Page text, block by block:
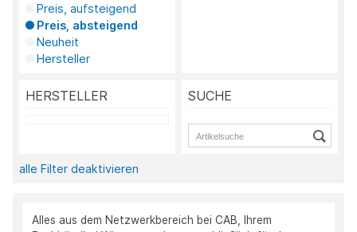
Preis, aufsteigend
Preis, absteigend
Neuheit
Hersteller
HERSTELLER SUCHE
alle Filter deaktivieren
Alles aus dem Netzwerkbereich bei CAB, Ihrem